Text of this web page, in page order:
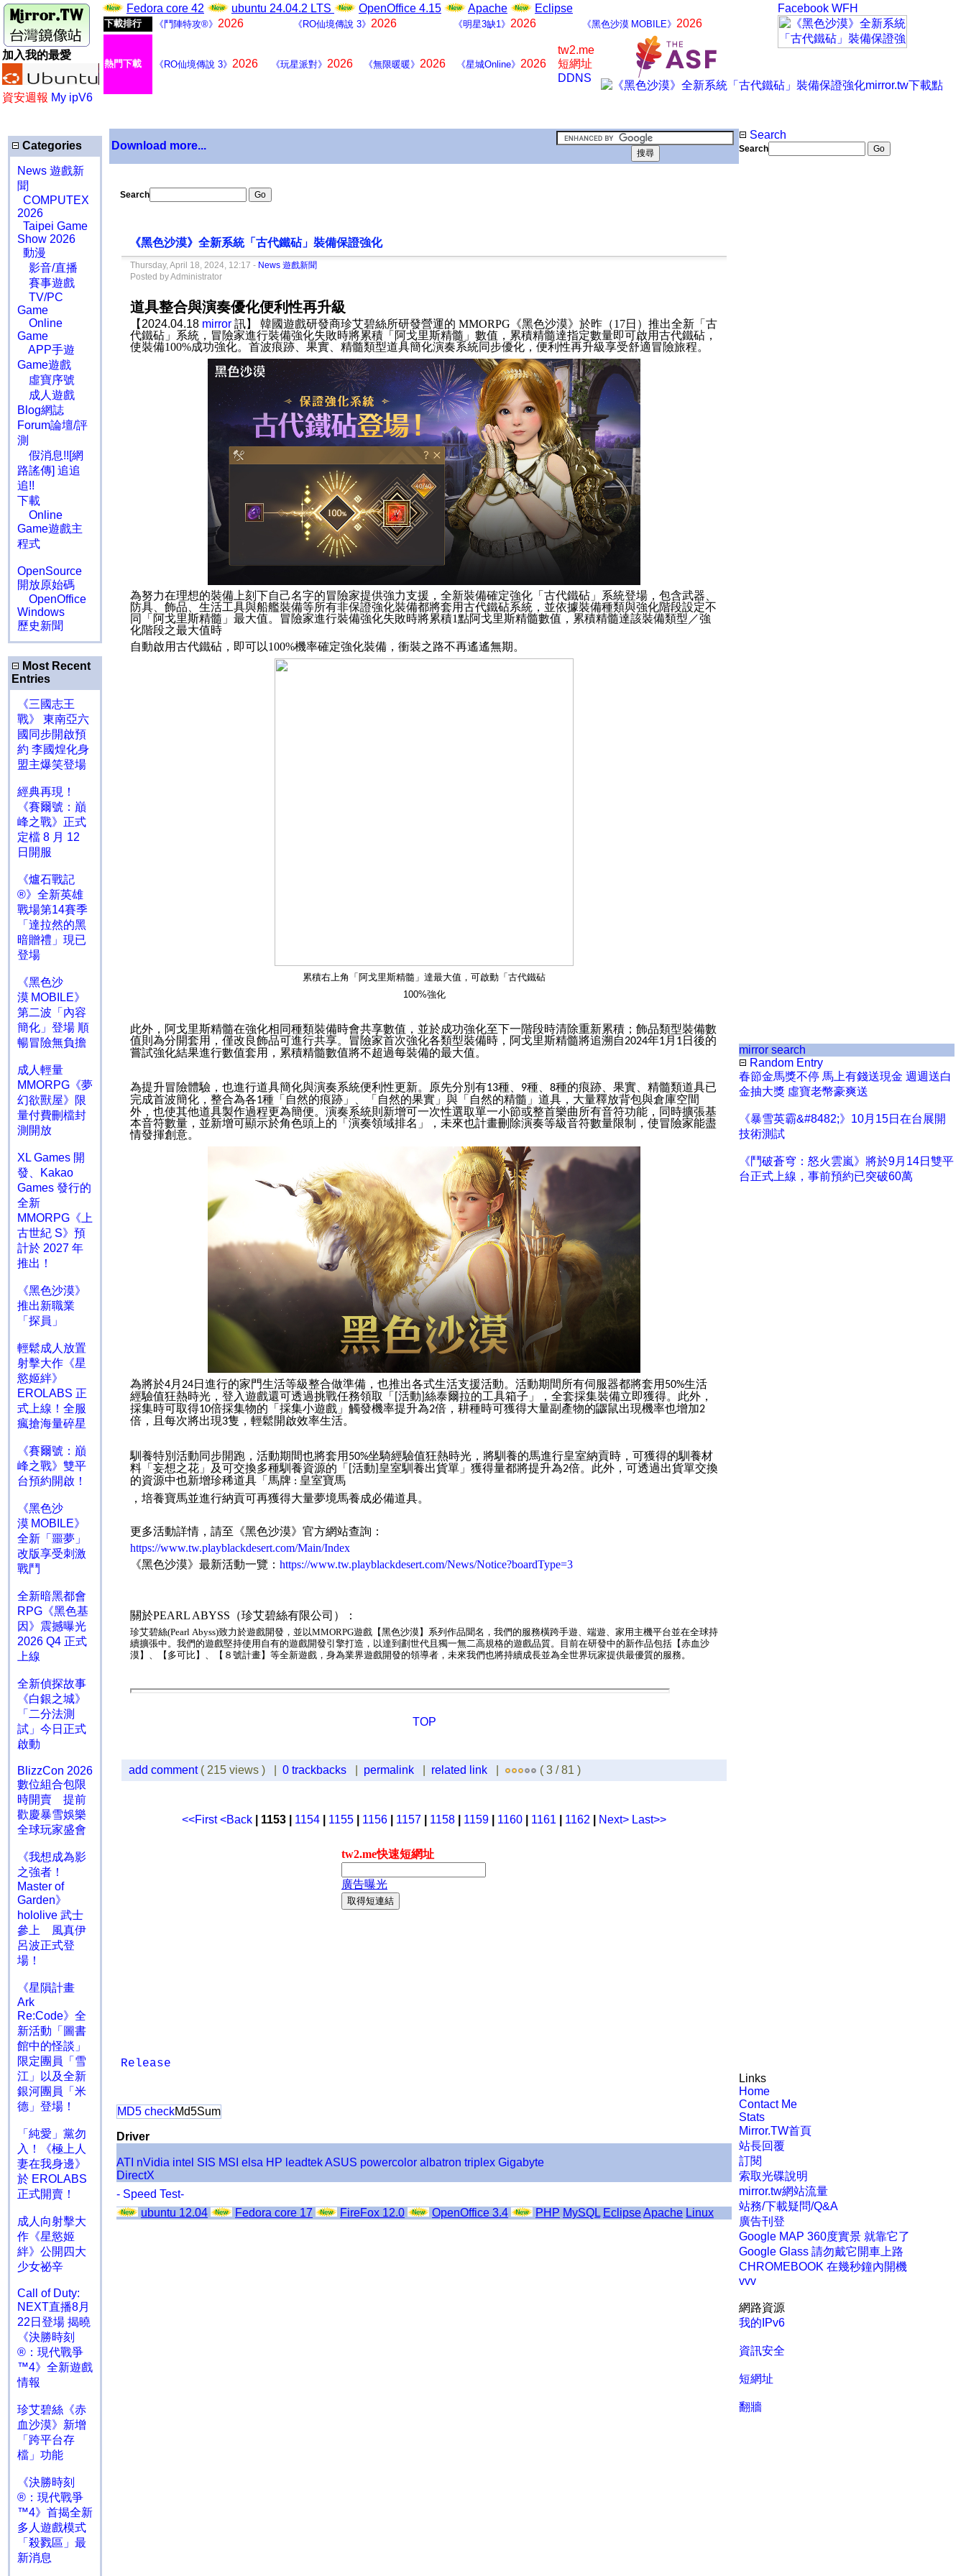
加入我的最愛
資安週報 My ipV6
Fedora core 42 ubuntu 24.04.2 LTS OpenOffice 4.15 Apache Eclipse
下載排行 《鬥陣特攻®》 2026 《RO仙境傳說 3》 2026 《明星3缺1》 2026 《黑色沙漠 MOBILE》 2026
熱門下載 《RO仙境傳說 3》 2026 《玩星派對》 2026 《無限暖暖》 2026 《星城Online》 2026
tw2.me
短網址
DDNS
Facebook WFH
Categories
News 遊戲新
聞
COMPUTEX
2026
Taipei Game
Show 2026
動漫
影音/直播
賽事遊戲
TV/PC
Game
Online
Game
APP手遊
Game遊戲
虛寶序號
成人遊戲
Blog網誌
Forum論壇/評
測
假消息!![網
路謠傳] 追追
追!!
下載
Online
Game遊戲主
程式
OpenSource
開放原始碼
OpenOffice
Windows
歷史新聞
Most Recent
Entries
《三國志王
戰》 東南亞六
國同步開啟預
約 李國煌化身
盟主爆笑登場
經典再現！
《賽爾號：巔
峰之戰》正式
定檔 8 月 12
日開服
《爐石戰記
®》全新英雄
戰場第14賽季
「達拉然的黑
暗贈禮」現已
登場
《黑色沙
漠 MOBILE》
第二波「內容
簡化」登場 順
暢冒險無負擔
成人輕量
MMORPG《夢
幻欲獸屋》限
量付費刪檔封
測開放
XL Games 開
發、Kakao
Games 發行的
全新
MMORPG《上
古世紀 S》預
計於 2027 年
推出！
《黑色沙漠》
推出新職業
「探員」
輕鬆成人放置
射擊大作《星
慾姬絆》
EROLABS 正
式上線！全服
瘋搶海量碎星
《賽爾號：巔
峰之戰》雙平
台預約開啟！
《黑色沙
漠 MOBILE》
全新「噩夢」
改版享受刺激
戰鬥
全新暗黑都會
RPG《黑色基
因》震撼曝光
2026 Q4 正式
上線
全新偵探故事
《白銀之城》
「二分法測
試」今日正式
啟動
BlizzCon 2026
數位組合包限
時開賣 提前
歡慶暴雪娛樂
全球玩家盛會
《我想成為影
之強者！
Master of
Garden》
hololive 武士
參上 風真伊
呂波正式登
場！
《星隕計畫
Ark
Re:Code》全
新活動「圖書
館中的怪談」
限定團員「雪
江」以及全新
銀河團員「米
德」登場！
「純愛」黨勿
入！《極上人
妻在我身邊》
於 EROLABS
正式開賣！
成人向射擊大
作《星慾姬
絆》公開四大
少女祕辛
Call of Duty:
NEXT直播8月
22日登場 揭曉
《決勝時刻
®：現代戰爭
™4》全新遊戲
情報
珍艾碧絲《赤
血沙漠》新增
「跨平台存
檔」功能
《決勝時刻
®：現代戰爭
™4》首揭全新
多人遊戲模式
「殺戮區」最
新消息
Download more...
Search
《黑色沙漠》全新系統「古代鐵砧」裝備保證強化
Thursday, April 18, 2024, 12:17 - News 遊戲新聞
Posted by Administrator
道具整合與演奏優化便利性再升級
【2024.04.18 mirror 訊】 韓國遊戲研發商珍艾碧絲所研發營運的 MMORPG 《黑色沙漠》於昨（17日）推出全新「古
代鐵砧」系統，冒險家進行裝備強化失敗時將累積「阿戈里斯精髓」數值，累積精髓達指定數量即可啟用古代鐵砧，
使裝備100%成功強化。首波痕跡、果實、精髓類型道具簡化演奏系統同步優化，便利性再升級享受舒適冒險旅程。
為努力在理想的裝備上刻下自己名字的冒險家提供強力支援，全新裝備確定強化「古代鐵砧」系統登場，包含武器、
防具、飾品、生活工具與船艦裝備等所有非保證強化裝備都將套用古代鐵砧系統，並依據裝備種類與強化階段設定不
同「阿戈里斯精髓」最大值。冒險家進行裝備強化失敗時將累積1點阿戈里斯精髓數值，累積精髓達該裝備類型／強
化階段之最大值時
自動啟用古代鐵砧，即可以100%機率確定強化裝備，衝裝之路不再遙遙無期。
累積右上角「阿戈里斯精髓」達最大值，可啟動「古代鐵砧
100%強化
此外，阿戈里斯精髓在強化相同種類裝備時會共享數值，並於成功強化至下一階段時清除重新累積；飾品類型裝備數
值則為分開套用，僅改良飾品可進行共享。冒險家首次強化各類型裝備時，阿戈里斯精髓將追溯自2024年1月 1日後的
嘗試強化結果進行數值套用，累積精髓數值將不超過每裝備的最大值。
為提升冒險體驗，也進行道具簡化與演奏系統便利性更新。原先分別有13種、 9種、 8種的痕跡、果實、精髓類道具已
完成首波簡化，整合為各1種「自然的痕跡」、「自然的果實」與「自然的精髓」道具，大量釋放背包與倉庫空間
外，也使其他道具製作過程更為簡便。演奏系統則新增可一次性選取單一小節或整首樂曲所有音符功能，同時擴張基
本音符數量，並新增可顯示於角色頭上的「演奏領域排名」，未來也計畫刪除演奏等級音符數量限制，使冒險家能盡
情發揮創意。
為將於4月 24日進行的家門生活等級整合做準備，也推出各式生活支援活動。活動期間所有伺服器都將套用 50%生活
經驗值狂熱時光，登入遊戲還可透過挑戰任務領取「 [活動]絲泰爾拉的工具箱子」，全套採集裝備立即獲得。此外，
採集時可取得10倍採集物的「採集小遊戲」觸發機率提升為2倍，耕種時可獲得大量副產物的鼴鼠出現機率也增加2
倍，且每次將出現3隻，輕鬆開啟效率生活。
馴養特別活動同步開跑，活動期間也將套用 50%坐騎經驗值狂熱時光，將馴養的馬進行皇室納貢時，可獲得的馴養材
料「妄想之花」及可交換多種馴養資源的「 [活動] 皇室馴養出貨單」獲得量都將提升為2倍。此外，可透過出貨單交換
的資源中也新增珍稀道具「馬牌 : 皇室寶馬
，培養寶馬並進行納貢可再獲得大量夢境馬養成必備道具。
更多活動詳情，請至《黑色沙漠》官方網站查詢：
https://www.tw.playblackdesert.com/Main/Index
《黑色沙漠》最新活動一覽： https://www.tw.playblackdesert.com/News/Notice?boardType=3
關於PEARL ABYSS （珍艾碧絲有限公司）：
珍艾碧絲(Pearl Abyss)致力於遊戲開發，並以MMORPG遊戲【黑色沙漠】系列作品聞名，我們的服務橫跨手遊、端遊、家用主機平台並在全球持
續擴張中。我們的遊戲堅持使用自有的遊戲開發引擎打造，以達到劃世代且獨一無二高規格的遊戲品質。目前在研發中的新作品包括【赤血沙
漠】、【多可比】、【８號計畫】等全新遊戲，身為業界遊戲開發的領導者，未來我們也將持續成長並為全世界玩家提供最優質的服務。
TOP
add comment ( 215 views ) | 0 trackbacks permalink related link ( 3 / 81 )
<<First<Back | 1153 | 1154 1155 1156 1157 1158 1159 1160 1161 1162 Next> Last>>
Release
MD5 checkMd5Sum
Driver
ATI nVidia intel SIS MSI elsa HP leadtekASUS powercolor albatron triplex Gigabyte
DirectX
- Speed Test-
ubuntu 12.04
Fedora core 17 FireFox 12.0 OpenOffice 3.4 PHP MySQL EclipseApache Linux
Search
Search
mirror search
Random Entry
春節金馬獎不停 馬上有錢送現金 週週送白
金抽大獎 虛寶老幣豪爽送
《暴雪英霸&#8482;》10月15日在台展開
技術測試
《鬥破蒼穹：怒火雲嵐》將於9月14日雙平
台正式上線，事前預約已突破60萬
Links
Home
Contact Me
Stats
Mirror.TW首頁
站長回覆
訂閱
索取光碟說明
mirror.tw網站流量
站務/下載疑問/Q&A
廣告刊登
Google MAP 360度實景 就靠它了
Google Glass 請勿戴它開車上路
CHROMEBOOK 在幾秒鐘內開機
vvv
網路資源
我的IPv6
資訊安全
短網址
翻牆